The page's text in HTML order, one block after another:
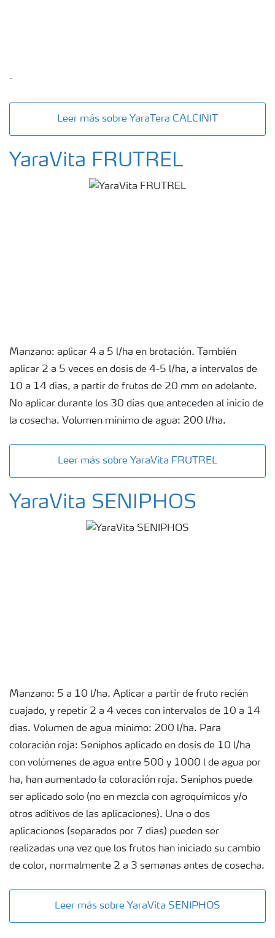
-
Leer más sobre YaraTera CALCINIT
YaraVita FRUTREL
Manzano: aplicar 4 a 5 l/ha en brotación. También
aplicar 2 a 5 veces en dosis de 4-5 l/ha, a intervalos de
10 a 14 días, a partir de frutos de 20 mm en adelante.
No aplicar durante los 30 días que anteceden al inicio de
la cosecha. Volumen mínimo de agua: 200 l/ha.
Leer más sobre YaraVita FRUTREL
YaraVita SENIPHOS
Manzano: 5 a 10 l/ha. Aplicar a partir de fruto recién
cuajado, y repetir 2 a 4 veces con intervalos de 10 a 14
días. Volumen de agua mínimo: 200 l/ha. Para
coloración roja: Seniphos aplicado en dosis de 10 l/ha
con volúmenes de agua entre 500 y 1000 l de agua por
ha, han aumentado la coloración roja. Seniphos puede
ser aplicado solo (no en mezcla con agroquímicos y/o
otros aditivos de las aplicaciones). Una o dos
aplicaciones (separados por 7 días) pueden ser
realizadas una vez que los frutos han iniciado su cambio
de color, normalmente 2 a 3 semanas antes de cosecha.
Leer más sobre YaraVita SENIPHOS